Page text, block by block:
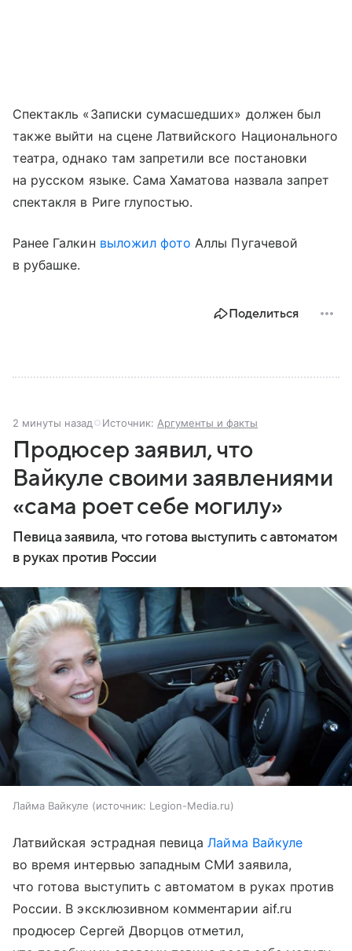
Спектакль «Записки сумасшедших» должен был
также выйти на сцене Латвийского Национального
театра, однако там запретили все постановки
на русском языке. Сама Хаматова назвала запрет
спектакля в Риге глупостью.
Ранее Галкин выложил фото Аллы Пугачевой
в рубашке.
Поделиться
2 минуты назад Источник: Аргументы и факты
Продюсер заявил, что
Вайкуле своими заявлениями
«сама роет себе могилу»
Певица заявила, что готова выступить с автоматом
в руках против России
Лайма Вайкуле источник: Legion-Media.ru
Латвийская эстрадная певицаЛайма Вайкуле
во время интервью западным СМИ заявила,
что готова выступить с автоматом в руках против
России. В эксклюзивном комментарии aif.ru
продюсер Сергей Дворцов отметил,